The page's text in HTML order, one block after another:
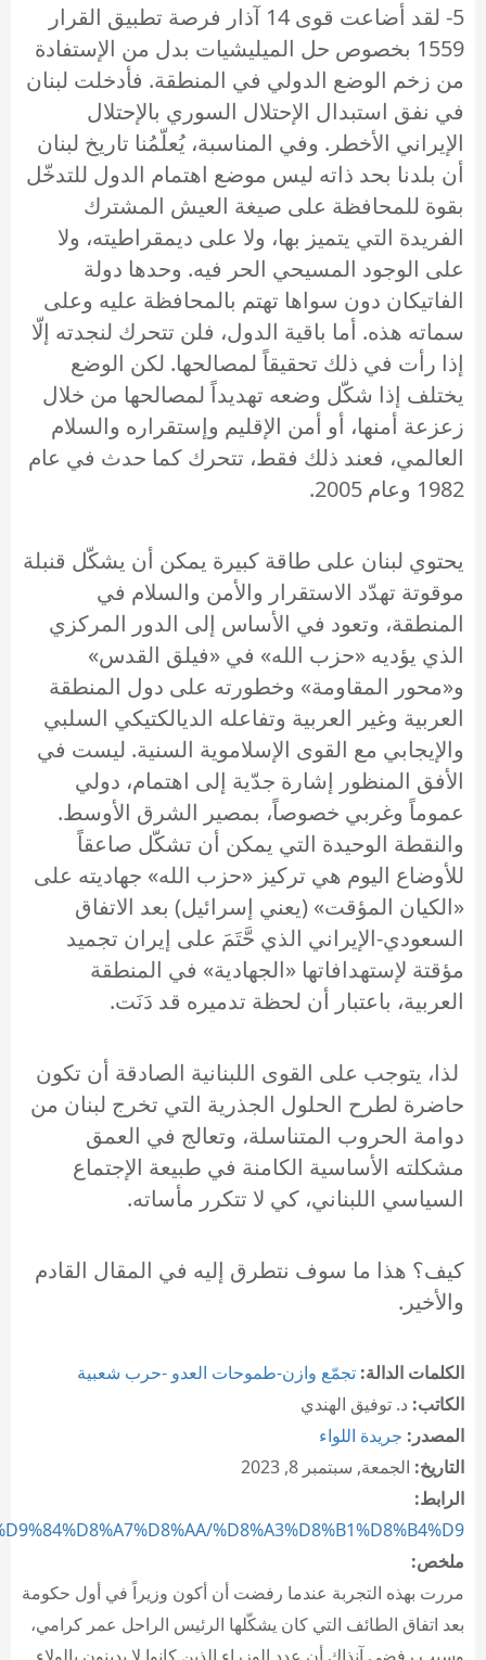
5- لقد أضاعت قوى 14 آذار فرصة تطبيق القرار
1559 بخصوص حل الميليشيات بدل من الإستفادة
من زخم الوضع الدولي في المنطقة. فأدخلت لبنان
في نفق استبدال الإحتلال السوري بالإحتلال
الإيراني الأخطر. وفي المناسبة، يُعلّمُنا تاريخ لبنان
أن بلدنا بحد ذاته ليس موضع اهتمام الدول للتدخّل
بقوة للمحافظة على صيغة العيش المشترك
الفريدة التي يتميز بها، ولا على ديمقراطيته، ولا
على الوجود المسيحي الحر فيه. وحدها دولة
الفاتيكان دون سواها تهتم بالمحافظة عليه وعلى
سماته هذه. أما باقية الدول، فلن تتحرك لنجدته إلّا
إذا رأت في ذلك تحقيقاً لمصالحها. لكن الوضع
يختلف إذا شكّل وضعه تهديداً لمصالحها من خلال
زعزعة أمنها، أو أمن الإقليم وإستقراره والسلام
العالمي، فعند ذلك فقط، تتحرك كما حدث في عام
1982 وعام 2005.
يحتوي لبنان على طاقة كبيرة يمكن أن يشكّل قنبلة
موقوتة تهدّد الاستقرار والأمن والسلام في
المنطقة، وتعود في الأساس إلى الدور المركزي
الذي يؤديه «حزب الله» في «فيلق القدس»
و«محور المقاومة» وخطورته على دول المنطقة
العربية وغير العربية وتفاعله الديالكتيكي السلبي
والإيجابي مع القوى الإسلاموية السنية. ليست في
الأفق المنظور إشارة جدّية إلى اهتمام، دولي
عموماً وغربي خصوصاً، بمصير الشرق الأوسط.
والنقطة الوحيدة التي يمكن أن تشكّل صاعقاً
للأوضاع اليوم هي تركيز «حزب الله» جهاديته على
«الكيان المؤقت» (يعني إسرائيل) بعد الاتفاق
السعودي-الإيراني الذي حَّتَمَ على إيران تجميد
مؤقتة لإستهدافاتها «الجهادية» في المنطقة
العربية، باعتبار أن لحظة تدميره قد دَنَت.
لذا، يتوجب على القوى اللبنانية الصادقة أن تكون
حاضرة لطرح الحلول الجذرية التي تخرج لبنان من
دوامة الحروب المتناسلة، وتعالج في العمق
مشكلته الأساسية الكامنة في طبيعة الإجتماع
السياسي اللبناني، كي لا تتكرر مأساته.
كيف؟ هذا ما سوف نتطرق إليه في المقال القادم
والأخير.
الكلمات الدالة: تجمّع وازن-طموحات العدو -حرب شعبية
الكاتب: د. توفيق الهندي
المصدر: جريدة اللواء
التاريخ: الجمعة, سبتمبر 8, 2023
الرابط:
%D8%A3%D8%B1%D8%B4%D9...
ملخص:
مررت بهذه التجربة عندما رفضت أن أكون وزيراً في أول حكومة
بعد اتفاق الطائف التي كان يشكّلها الرئيس الراحل عمر كرامي،
وسبب رفضي آنذاك أن عدد الوزراء الذين كانوا لا يدينون بالولاء